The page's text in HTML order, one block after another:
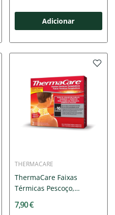
Adicionar
THERMACARE
ThermaCare Faixas
Térmicas Pescoço,
7,90 €